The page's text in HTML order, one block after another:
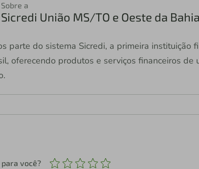
Sobre a
Sicredi União MS/TO e Oeste da Bahia
parte do sistema Sicredi, a primeira instituição
oferecendo produtos e serviços financeiros de
você?